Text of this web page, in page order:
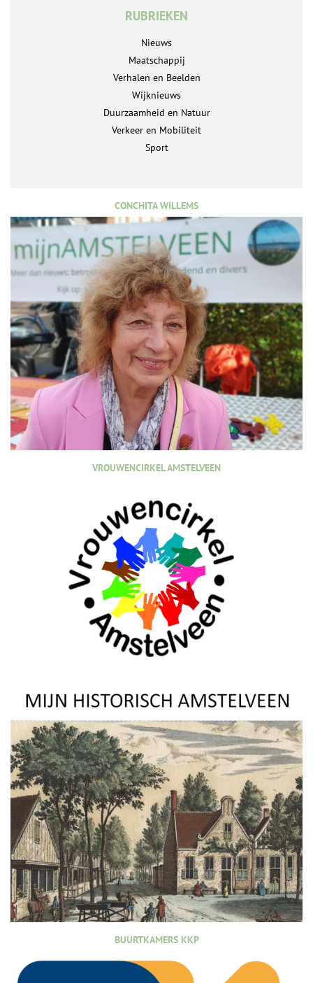
RUBRIEKEN
Nieuws
Maatschappij
Verhalen en Beelden
Wijknieuws
Duurzaamheid en Natuur
Verkeer en Mobiliteit
Sport
CONCHITA WILLEMS
VROUWENCIRKEL AMSTELVEEN
BUURTKAMERS KKP